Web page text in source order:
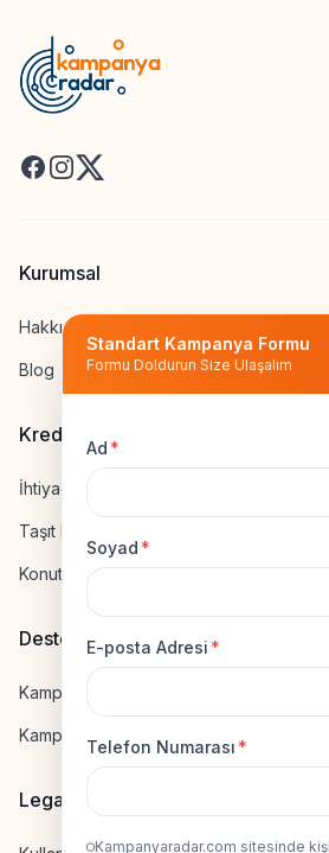
Standart Kampanya Formu
Formu Doldurun Size Ulaşalım
Ad *
Soyad *
E-posta Adresi *
Telefon Numarası *
Kampanyaradar.com sitesinde
Facebook
Instagram
X
Kurumsal
Hakkımızda
Blog
Kredi Hesapla
İhtiyaç Kredisi Hesapla
Taşıt Kredisi Hesapla
Konut Kredisi Hesapla
Destek
Kampanya Gönderme
Kampanyaya Katılma
Legal